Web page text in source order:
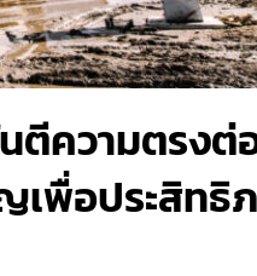
ตีความตรงต่
เพื่อประสิทธิ